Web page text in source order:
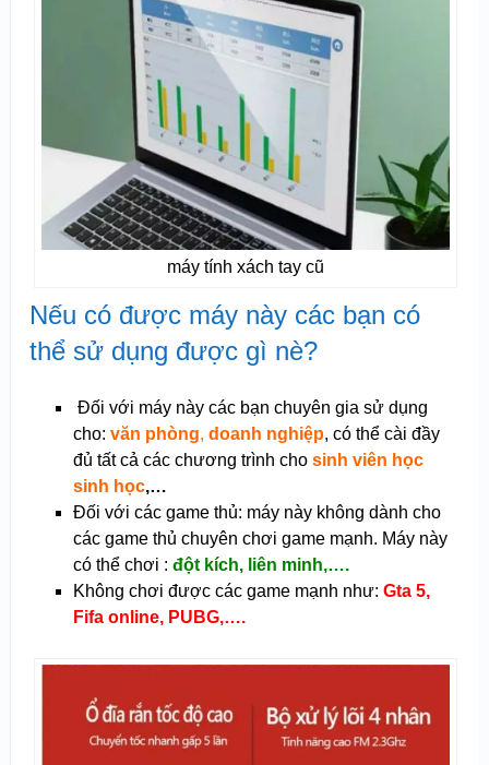
máy tính xách tay cũ
Nếu có được máy này các bạn có
thể sử dụng được gì nè?
Đối với máy này các bạn chuyên gia sử dụng
cho: văn phòng, doanh nghiệp, có thể cài đầy
đủ tất cả các chương trình cho sinh viên học
sinh học,…
Đối với các game thủ: máy này không dành cho
các game thủ chuyên chơi game mạnh. Máy này
có thể chơi : đột kích, liên minh,….
Không chơi được các game mạnh như: Gta 5,
Fifa online, PUBG,….